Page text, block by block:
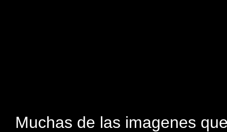
Muchas de las imagenes